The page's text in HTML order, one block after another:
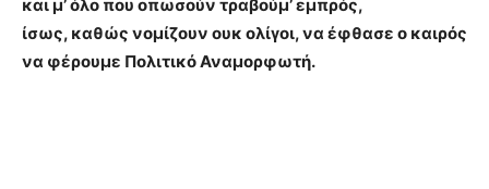
και μ’ όλο που οπωσούν τραβούμ’ εμπρός,
ίσως, καθώς νομίζουν ουκ ολίγοι, να έφθασε ο καιρός
να φέρουμε Πολιτικό Αναμορφωτή.